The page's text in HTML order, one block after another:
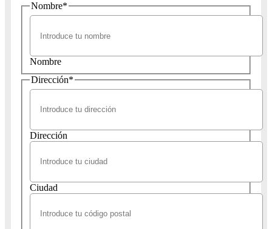
Nombre*
Nombre
Dirección*
Dirección
Ciudad